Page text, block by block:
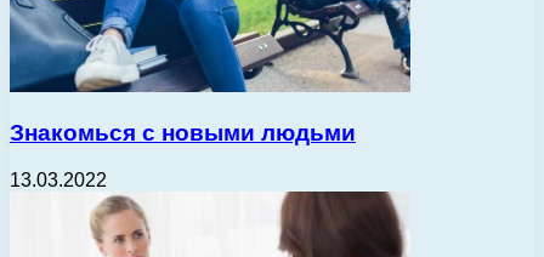
Знакомься с новыми людьми
13.03.2022